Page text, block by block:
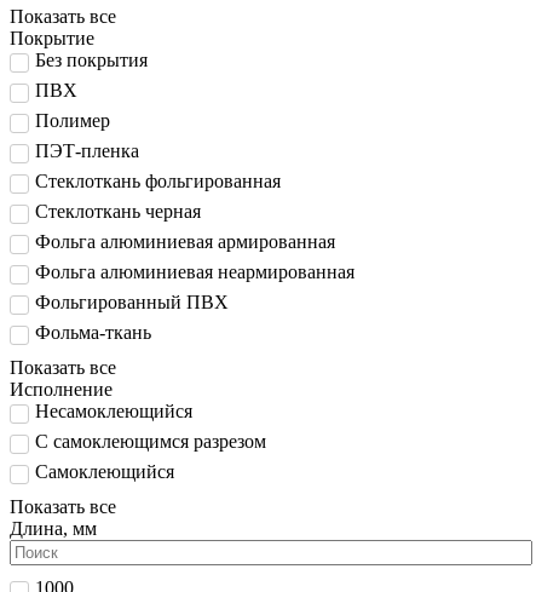
Показать все
Покрытие
Без покрытия
ПВХ
Полимер
ПЭТ-пленка
Стеклоткань фольгированная
Стеклоткань черная
Фольга алюминиевая армированная
Фольга алюминиевая неармированная
Фольгированный ПВХ
Фольма-ткань
Показать все
Исполнение
Несамоклеющийся
С самоклеющимся разрезом
Самоклеющийся
Показать все
Длина, мм